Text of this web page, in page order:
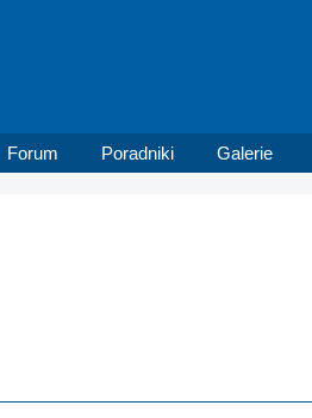
Forum Poradniki Galerie